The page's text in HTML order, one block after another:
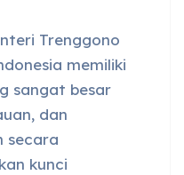
Trenggono
memiliki
sangat besar
dan
secara
kunci